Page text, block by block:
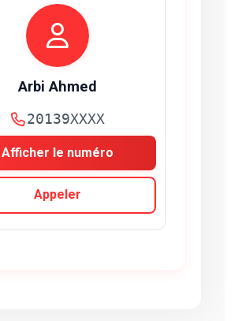
Arbi Ahmed
20139XXXX
Afficher le numéro
Appeler